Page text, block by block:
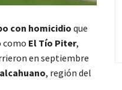
con homicidio que
como El Tío Piter,
en septiembre
, región del